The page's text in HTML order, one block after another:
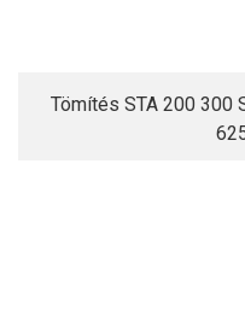
Tömítés STA 200 300